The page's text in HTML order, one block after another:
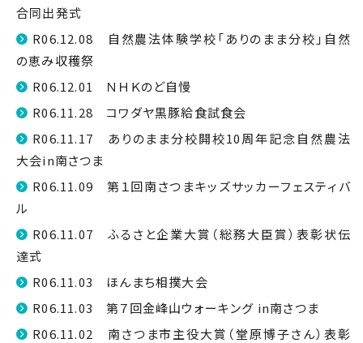
合同出発式
R06.12.08 自然農法体験学校「ありのまま分校」自然
の恵み収穫祭
R06.12.01 ＮＨＫのど自慢
R06.11.28 コワダヤ黒豚給食試食会
R06.11.17 ありのまま分校開校10周年記念自然農法
大会in南さつま
R06.11.09 第１回南さつまキッズサッカーフェスティバ
ル
R06.11.07 ふるさと企業大賞（総務大臣賞）表彰状伝
達式
R06.11.03 ほんまち相撲大会
R06.11.03 第７回金峰山ウォーキング in南さつま
R06.11.02 南さつま市主役大賞（堂原博子さん）表彰